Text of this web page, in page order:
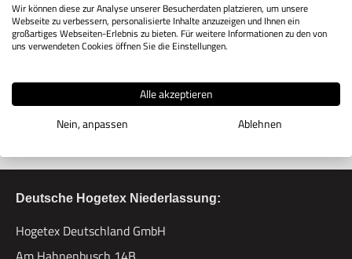
Sichere und schnelle Lieferung
Deutsche Hogetex Niederlassung:
Hogetex Deutschland GmbH
Wir können diese zur Analyse unserer Besucherdaten platzieren, um unsere
Webseite zu verbessern, personalisierte Inhalte anzuzeigen und Ihnen ein
großartiges Webseiten-Erlebnis zu bieten. Für weitere Informationen zu den von
uns verwendeten Cookies öffnen Sie die Einstellungen.
Alle akzeptieren
Nein, anpassen
Ablehnen